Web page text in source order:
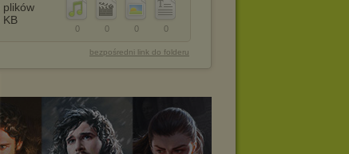
0
0
0
0
plików
KB
bezpośredni link do folderu